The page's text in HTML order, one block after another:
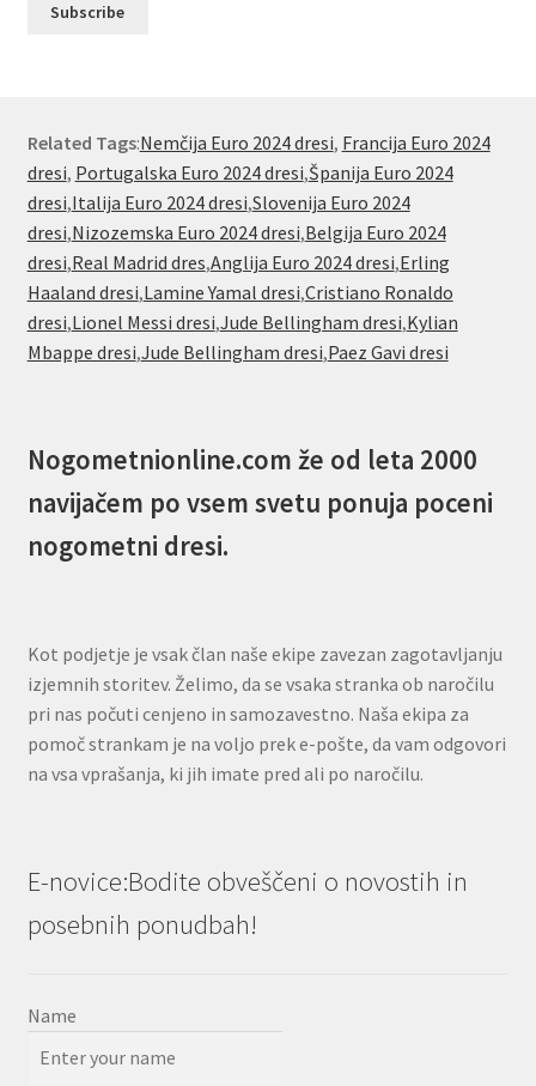
Related Tags:Nemčija Euro 2024 dresi, Francija Euro 2024
dresi, Portugalska Euro 2024 dresi,Španija Euro 2024
dresi,Italija Euro 2024 dresi,Slovenija Euro 2024
dresi,Nizozemska Euro 2024 dresi,Belgija Euro 2024
dresi,Real Madrid dres,Anglija Euro 2024 dresi,Erling
Haaland dresi,Lamine Yamal dresi,Cristiano Ronaldo
dresi,Lionel Messi dresi,Jude Bellingham dresi,Kylian
Mbappe dresi,Jude Bellingham dresi,Paez Gavi dresi
Nogometnionline.com že od leta 2000
navijačem po vsem svetu ponuja poceni
nogometni dresi.
Kot podjetje je vsak član naše ekipe zavezan zagotavljanju
izjemnih storitev. Želimo, da se vsaka stranka ob naročilu
pri nas počuti cenjeno in samozavestno. Naša ekipa za
pomoč strankam je na voljo prek e-pošte, da vam odgovori
na vsa vprašanja, ki jih imate pred ali po naročilu.
E-novice:Bodite obveščeni o novostih in
posebnih ponudbah!
Name